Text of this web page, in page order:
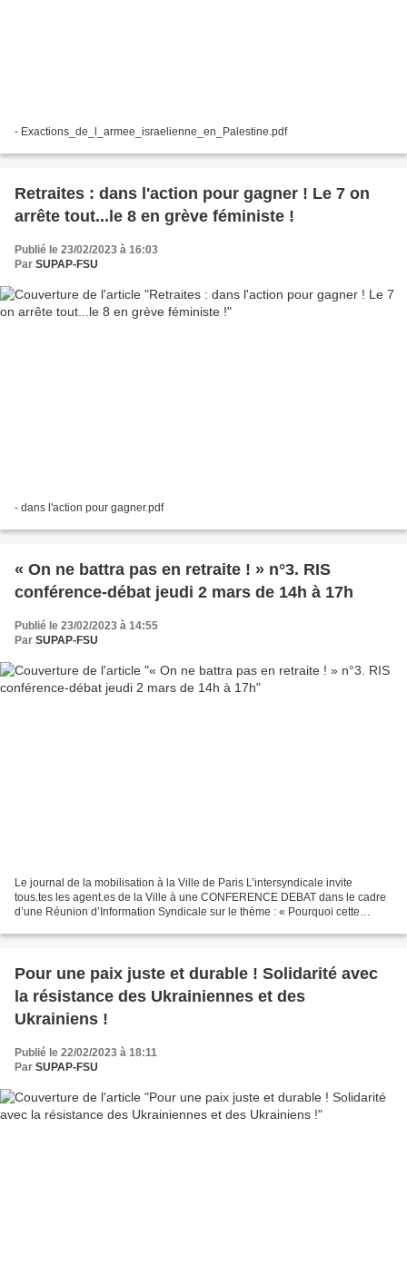
- Exactions_de_l_armee_israelienne_en_Palestine.pdf
Retraites : dans l'action pour gagner ! Le 7 on
arrête tout...le 8 en grève féministe !
Publié le 23/02/2023 à 16:03
Par SUPAP-FSU
- dans l'action pour gagner.pdf
« On ne battra pas en retraite ! » n°3. RIS
conférence-débat jeudi 2 mars de 14h à 17h
Publié le 23/02/2023 à 14:55
Par SUPAP-FSU
Le journal de la mobilisation à la Ville de Paris L’intersyndicale invite
tous.tes les agent.es de la Ville à une CONFERENCE DEBAT dans le cadre
d’une Réunion d’Information Syndicale sur le thème : « Pourquoi cette
Pour une paix juste et durable ! Solidarité avec
la résistance des Ukrainiennes et des
Ukrainiens !
Publié le 22/02/2023 à 18:11
Par SUPAP-FSU